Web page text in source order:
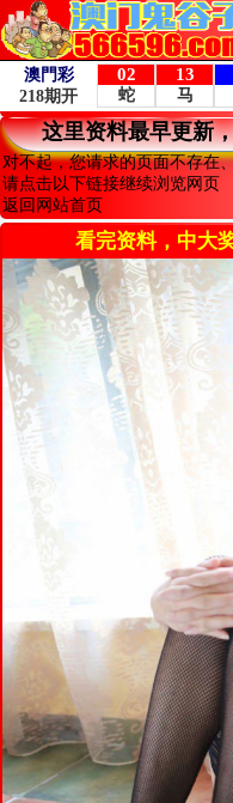
这里资料最早更新
对不起，您请求的页面不存在
请点击以下链接继续浏览网页
返回网站首页
看完资料，中大